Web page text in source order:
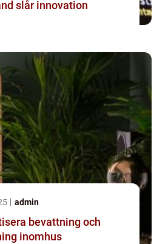
slår innovation
admin
bevattning och
inomhus